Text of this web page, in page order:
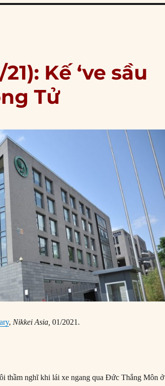
Kế ‘ve sầu
Tử
, Nikkei Asia, 01/2021.
thầm nghĩ khi lái xe ngang qua Đức Thắng Môn ở